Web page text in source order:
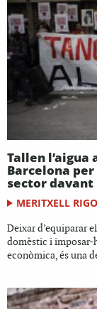
Tallen l’aigua
Barcelona
sector davant
MERITXELL
Deixar d’equiparar
domèstic i imposar-
econòmica, és una